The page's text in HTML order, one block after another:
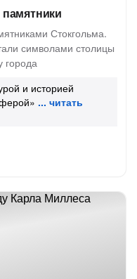
Стокгольма.
символами столицы
города
и историей